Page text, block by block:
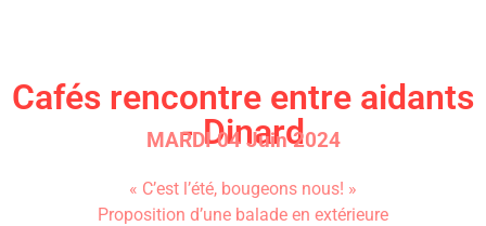
Cafés rencontre entre aidants
- Dinard
MARDI 04 Juin 2024
« C’est l’été, bougeons nous! »
Proposition d’une balade en extérieure